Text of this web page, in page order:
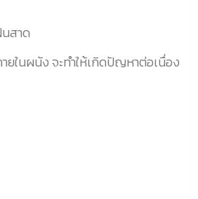
สาด
ยในผนัง จะทำให้เกิดปัญหาต่อเนื่อง